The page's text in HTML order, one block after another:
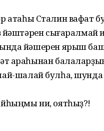
атаһы Сталин вафат
сығаралмай
йәшерен ярыш
араһынан
шалай булһа,
ни, оятһыҙ?!